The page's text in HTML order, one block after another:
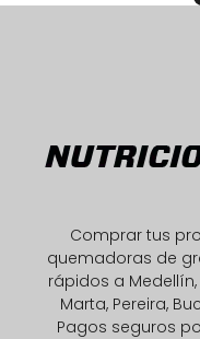
Comprar tus
quemadoras de
rápidos a
Marta, Pereira,
Pagos seguros